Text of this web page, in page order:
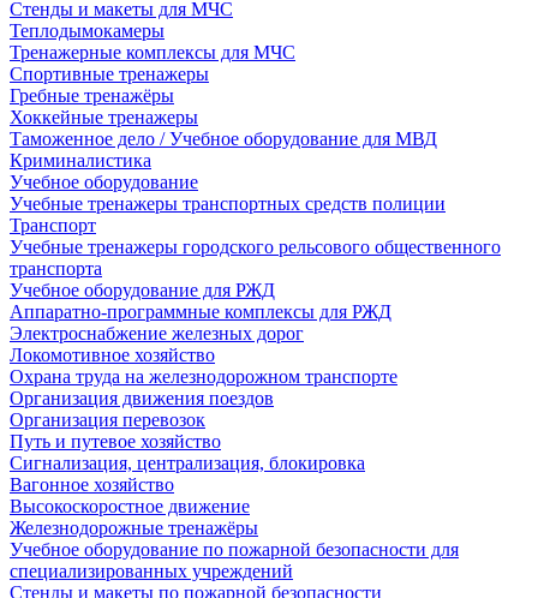
Стенды и макеты для МЧС
Теплодымокамеры
Тренажерные комплексы для МЧС
Спортивные тренажеры
Гребные тренажёры
Хоккейные тренажеры
Таможенное дело / Учебное оборудование для МВД
Криминалистика
Учебное оборудование
Учебные тренажеры транспортных средств полиции
Транспорт
Учебные тренажеры городского рельсового общественного
транспорта
Учебное оборудование для РЖД
Аппаратно-программные комплексы для РЖД
Электроснабжение железных дорог
Локомотивное хозяйство
Охрана труда на железнодорожном транспорте
Организация движения поездов
Организация перевозок
Путь и путевое хозяйство
Сигнализация, централизация, блокировка
Вагонное хозяйство
Высокоскоростное движение
Железнодорожные тренажёры
Учебное оборудование по пожарной безопасности для
специализированных учреждений
Стенды и макеты по пожарной безопасности